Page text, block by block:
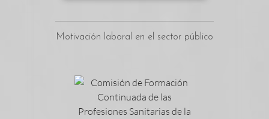
Motivación laboral en el sector público